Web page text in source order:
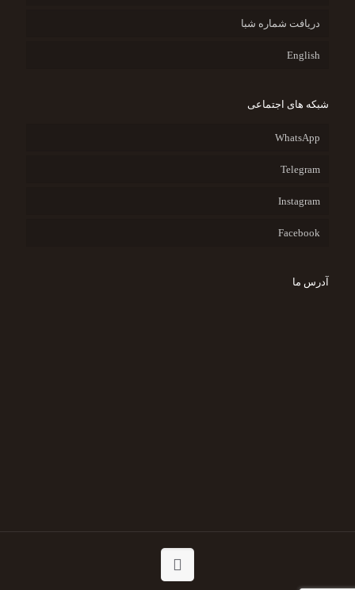
دریافت شماره شبا
English
شبکه های اجتماعی
WhatsApp
Telegram
Instagram
Facebook
آدرس ما